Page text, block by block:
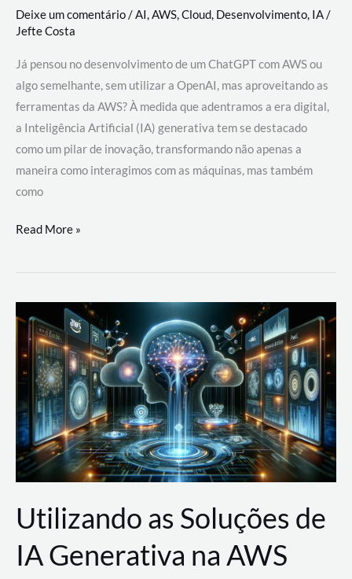
Deixe um comentário/AI,AWS,Cloud, Desenvolvimento, IA/
Jefte Costa
Já pensou no desenvolvimento de um ChatGPT com AWS ou
algo semelhante, sem utilizar a OpenAI, mas aproveitando as
ferramentas da AWS? À medida que adentramos a era digital,
a Inteligência Artificial (IA) generativa tem se destacado
como um pilar de inovação, transformando não apenas a
maneira como interagimos com as máquinas, mas também
como
Desenvolvimento
um
com
AWS
Read More »
Utilizando as Soluções de
IA Generativa na AWS